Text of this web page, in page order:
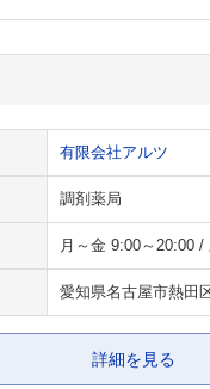
有限会社アルツ
調剤薬局
月～金 9:00～20:00 /
愛知県名古屋市熱田
詳細を見る